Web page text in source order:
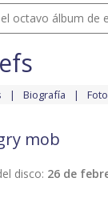
octavo álbum de
Biografía
mob
disco: 26 de